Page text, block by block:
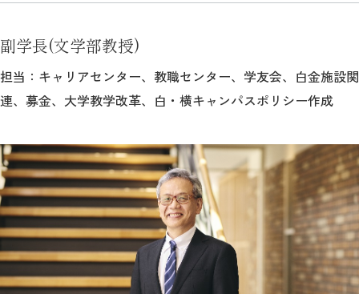
副学長(文学部教授)
担当：キャリアセンター、教職センター、学友会、白金施設関
連、募金、大学教学改革、白・横キャンパスポリシー作成